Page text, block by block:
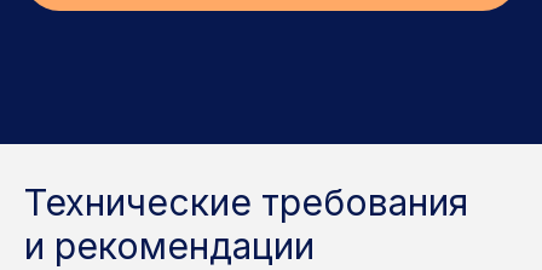
Технические требования
и рекомендации
+7 (800) 551-15-59
+7 (812) 671-04-25